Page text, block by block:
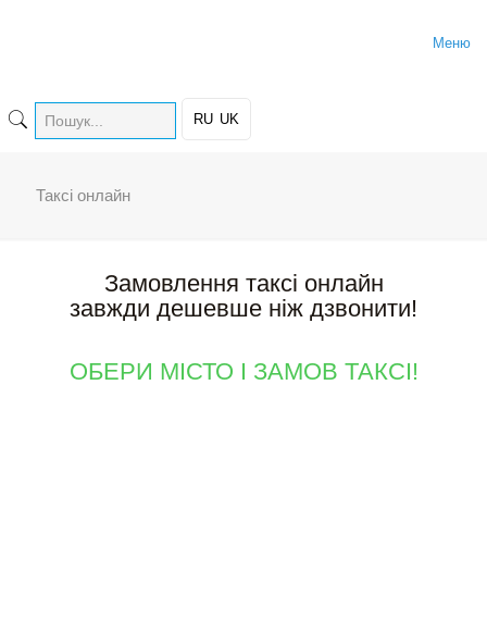
Меню
RU UK
Таксі онлайн
Замовлення таксі онлайн
завжди дешевше ніж дзвонити!
ОБЕРИ МІСТО І ЗАМОВ ТАКСІ!